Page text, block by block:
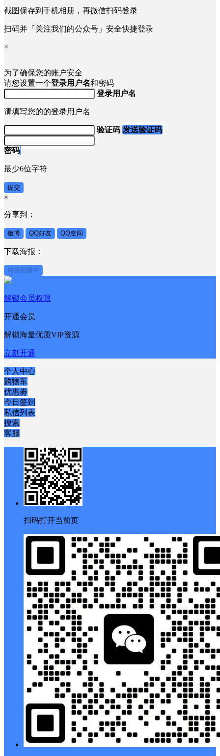
截图保存到手机相册，再微信扫码登录
扫码并「关注我们的公众号」安全快捷登录
×
为了确保您的账户安全
请您设置一个登录用户名和密码
登录用户名
请填写您的的登录用户名
验证码 发送验证码
密码
最少6位字符
提交
×
分享到：
微博 QQ好友 QQ空间
下载海报：
海报创建中
解锁会员权限
开通会员
解锁海量优质VIP资源
立刻开通
个人中心
购物车
优惠劵
今日签到
私信列表
搜索
客服
扫码打开当前页